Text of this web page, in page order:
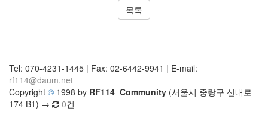
목록
Tel: 070-4231-1445 | Fax: 02-6442-9941 | E-mail:
rf114@daum.net
Copyright © 1998 by RF114_Community (서울시 중랑구 신내로
174 B1) →
0건